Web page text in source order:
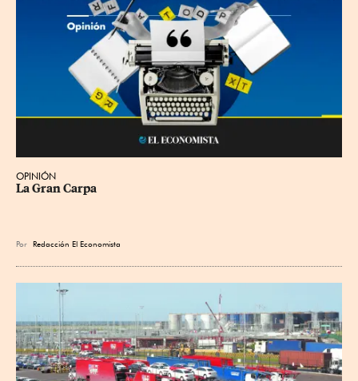
OPINIÓN
La Gran Carpa
Por Redacción El Economista